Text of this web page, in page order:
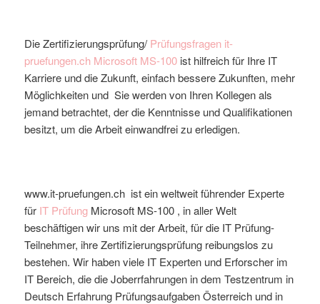
Die Zertifizierungsprüfung/ Prüfungsfragen it-
pruefungen.ch Microsoft MS-100 ist hilfreich für Ihre IT
Karriere und die Zukunft, einfach bessere Zukunften, mehr
Möglichkeiten und Sie werden von Ihren Kollegen als
jemand betrachtet, der die Kenntnisse und Qualifikationen
besitzt, um die Arbeit einwandfrei zu erledigen.
www.it-pruefungen.ch ist ein weltweit führender Experte
für IT Prüfung Microsoft MS-100 , in aller Welt
beschäftigen wir uns mit der Arbeit, für die IT Prüfung-
Teilnehmer, ihre Zertifizierungsprüfung reibungslos zu
bestehen. Wir haben viele IT Experten und Erforscher im
IT Bereich, die die Joberrfahrungen in dem Testzentrum in
Deutsch Erfahrung Prüfungsaufgaben Österreich und in